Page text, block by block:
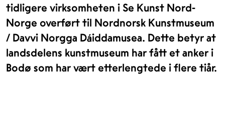
tidligere virksomheten i Se Kunst Nord-
Norge overført til Nordnorsk Kunstmuseum
/ Davvi Norgga Dáiddamusea. Dette betyr at
landsdelens kunstmuseum har fått et anker i
Bodø som har vært etterlengtede i flere tiår.